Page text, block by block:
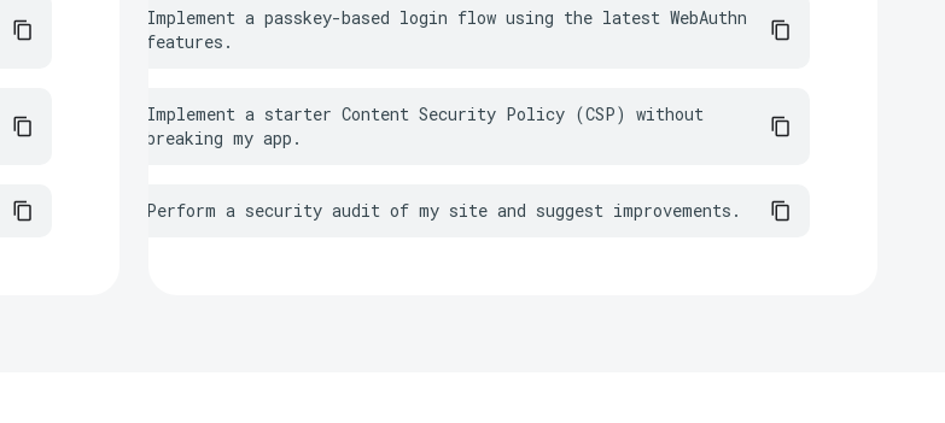
Implement a passkey-based login flow using the latest WebAuthn
features.
Implement a starter Content Security Policy (CSP) without
breaking my app.
Perform a security audit of my site and suggest improvements.